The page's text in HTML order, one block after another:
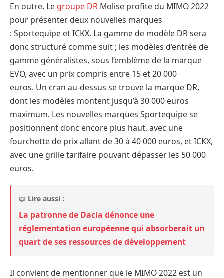
En outre, Le groupe DR Molise profite du MIMO 2022
pour présenter deux nouvelles marques
: Sportequipe et ICKX. La gamme de modèle DR sera
donc structuré comme suit ; les modèles d’entrée de
gamme généralistes, sous l’emblème de la marque
EVO, avec un prix compris entre 15 et 20 000
euros. Un cran au-dessus se trouve la marque DR,
dont les modèles montent jusqu’à 30 000 euros
maximum. Les nouvelles marques Sportequipe se
positionnent donc encore plus haut, avec une
fourchette de prix allant de 30 à 40 000 euros, et ICKX,
avec une grille tarifaire pouvant dépasser les 50 000
euros.
📖 Lire aussi :
La patronne de Dacia dénonce une
réglementation européenne qui absorberait un
quart de ses ressources de développement
Il convient de mentionner que le MIMO 2022 est un